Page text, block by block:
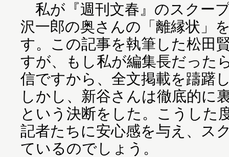
私が『週刊文春』のスクー
沢一郎の奥さんの「離縁状」
す。この記事を執筆した松田
すが、もし私が編集長だった
信ですから、全文掲載を躊躇
しかし、新谷さんは徹底的に
という決断をした。こうした
記者たちに安心感を与え、ス
ているのでしょう。